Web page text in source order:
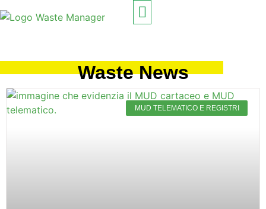
Waste News
MUD TELEMATICO E REGISTRI